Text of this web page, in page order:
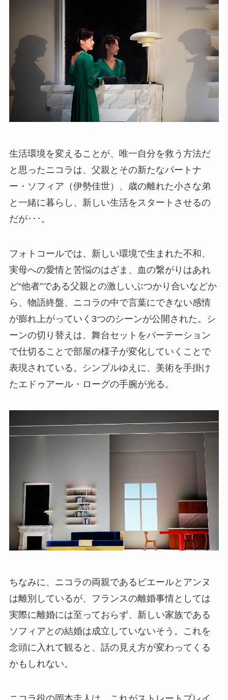
生活環境を変えることが、唯一自分を救う方法だ
と思ったニコラは、父親とその新たなパートナ
ー・ソフィア（伊勢佳世）、歳の離れた小さな弟
と一緒に暮らし、新しい生活をスタートさせるの
だが･･･。
フォトコールでは、新しい環境で生まれた不和、
実母への愛情と苦悩のはざま、血の繋がりはあれ
ど“他者”である父親との激しいぶつかり合いなどか
ら、物語終盤、ニコラの中で言葉にできない感情
が膨れ上がっていく3つのシーンが公開された。シ
ーンの切り替えは、舞台セットをパーテーション
で仕切ることで部屋の様子が変化していくことで
表現されている。シンプルゆえに、美術を手掛け
たエドゥアール・ローグの手腕が光る。
ちなみに、ニコラの両親であるピエールとアンヌ
は離別しているが、フランスの離婚事情としては
実際に離婚には至っておらず、新しい家族である
ソフィアとの結婚は成立していないそう。これを
念頭に入れて観ると、話の見え方が変わってくる
かもしれない。